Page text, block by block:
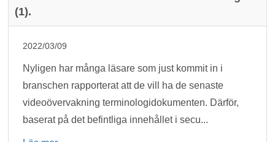
(1).
2022/03/09
Nyligen har många läsare som just kommit in i
branschen rapporterat att de vill ha de senaste
videoövervakning terminologidokumenten. Därför,
baserat på det befintliga innehållet i secu...